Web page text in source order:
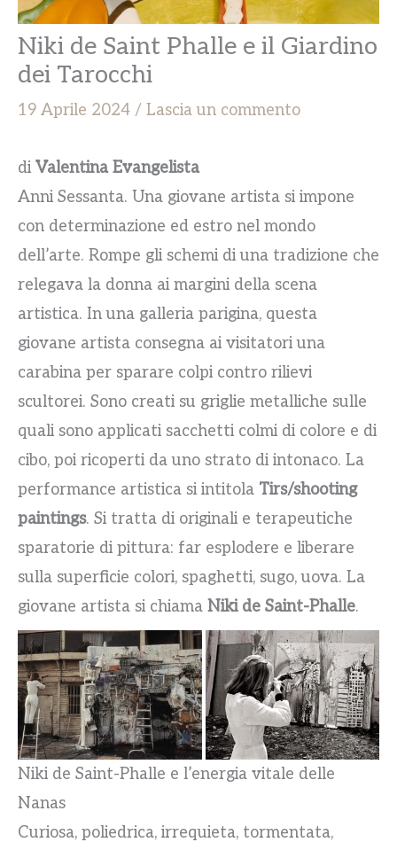
Niki de Saint Phalle e il Giardino
dei Tarocchi
19 Aprile 2024 / Lascia un commento
di Valentina Evangelista
Anni Sessanta. Una giovane artista si impone
con determinazione ed estro nel mondo
dell’arte. Rompe gli schemi di una tradizione che
relegava la donna ai margini della scena
artistica. In una galleria parigina, questa
giovane artista consegna ai visitatori una
carabina per sparare colpi contro rilievi
scultorei. Sono creati su griglie metalliche sulle
quali sono applicati sacchetti colmi di colore e di
cibo, poi ricoperti da uno strato di intonaco. La
performance artistica si intitola Tirs/shooting
paintings. Si tratta di originali e terapeutiche
sparatorie di pittura: far esplodere e liberare
sulla superficie colori, spaghetti, sugo, uova. La
giovane artista si chiama Niki de Saint-Phalle.
Niki de Saint-Phalle e l’energia vitale delle
Nanas
Curiosa, poliedrica, irrequieta, tormentata,